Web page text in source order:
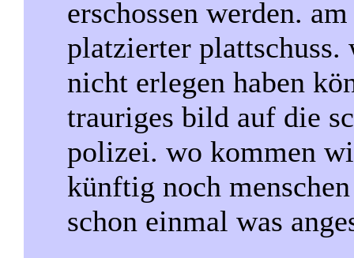
erschossen werden.
platzierter plattschuss.
nicht erlegen haben
trauriges bild auf die
polizei. wo kommen
künftig noch
schon einmal was